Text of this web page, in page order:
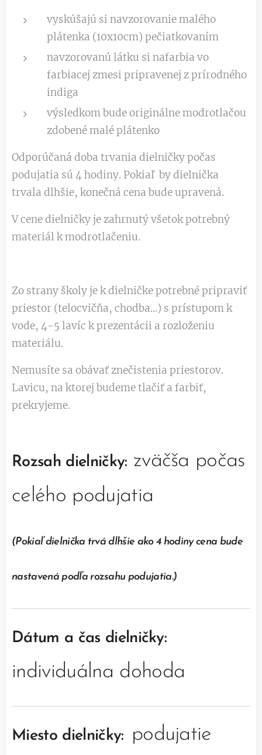
vyskúšajú si navzorovanie malého
plátenka (10x10cm) pečiatkovaním
navzorovanú látku si nafarbia vo
farbiacej zmesi pripravenej z prírodného
indiga
výsledkom bude originálne modrotlačou
zdobené malé plátenko
Odporúčaná doba trvania dielničky počas
podujatia sú 4 hodiny. Pokiaľ by dielnička
trvala dlhšie, konečná cena bude upravená.
V cene dielničky je zahrnutý všetok potrebný
materiál k modrotlačeniu.
Zo strany školy je k dielničke potrebné pripraviť
priestor (telocvičňa, chodba...) s prístupom k
vode, 4-5 lavíc k prezentácii a rozloženiu
materiálu.
Nemusíte sa obávať znečistenia priestorov.
Lavicu, na ktorej budeme tlačiť a farbiť,
prekryjeme.
Rozsah dielničky: zväčša počas
celého podujatia
(Pokiaľ dielnička trvá dlhšie ako 4 hodiny cena bude
nastavená podľa rozsahu podujatia.)
Dátum a čas dielničky:
individuálna dohoda
Miesto dielničky: podujatie